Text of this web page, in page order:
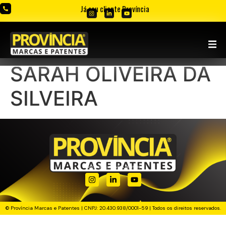
Já sou cliente Província
SARAH OLIVEIRA DA
SILVEIRA
PENSOU. CRIOU. PROVÍCIA REGISTROU!
© Província Marcas e Patentes | CNPJ: 20.430.938/0001-59 | Todos os direitos reservados.